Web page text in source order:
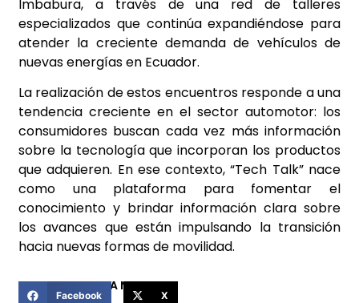
Imbabura, a través de una red de talleres
especializados que continúa expandiéndose para
atender la creciente demanda de vehículos de
nuevas energías en Ecuador.
La realización de estos encuentros responde a una
tendencia creciente en el sector automotor: los
consumidores buscan cada vez más información
sobre la tecnología que incorporan los productos
que adquieren. En ese contexto, “Tech Talk” nace
como una plataforma para fomentar el
conocimiento y brindar información clara sobre
los avances que están impulsando la transición
hacia nuevas formas de movilidad.
COMPARTIR ESTA NOTICIA
Facebook X